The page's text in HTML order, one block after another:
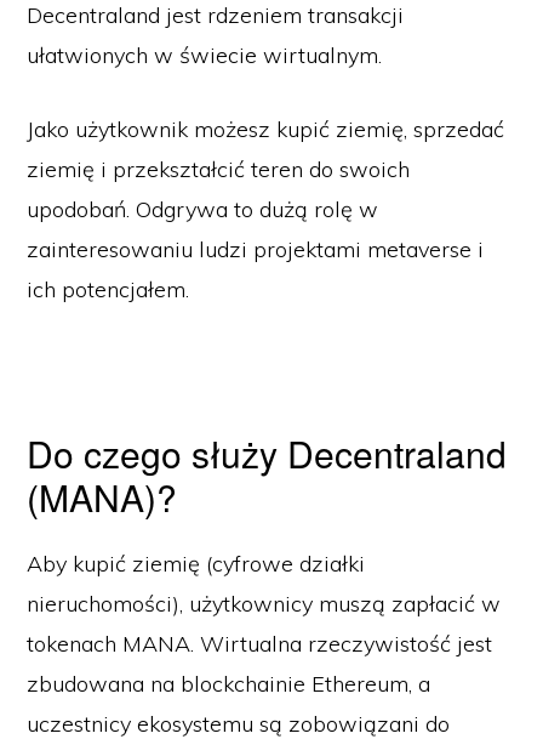
Decentraland jest rdzeniem transakcji
ułatwionych w świecie wirtualnym.
Jako użytkownik możesz kupić ziemię, sprzedać
ziemię i przekształcić teren do swoich
upodobań. Odgrywa to dużą rolę w
zainteresowaniu ludzi projektami metaverse i
ich potencjałem.
Do czego służy Decentraland
(MANA)?
Aby kupić ziemię (cyfrowe działki
nieruchomości), użytkownicy muszą zapłacić w
tokenach MANA. Wirtualna rzeczywistość jest
zbudowana na blockchainie Ethereum, a
uczestnicy ekosystemu są zobowiązani do